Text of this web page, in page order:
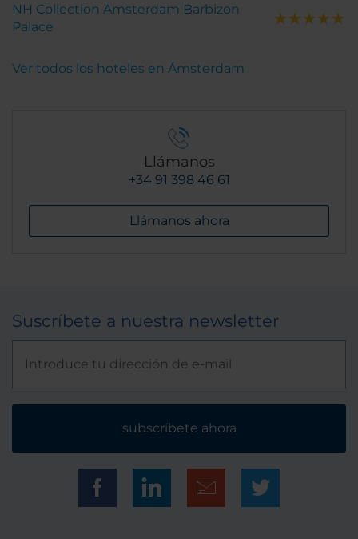
NH Collection Amsterdam Barbizon
Palace
Ver todos los hoteles en Ámsterdam
Llámanos
+34 91 398 46 61
Llámanos ahora
Suscríbete a nuestra newsletter
subscríbete ahora